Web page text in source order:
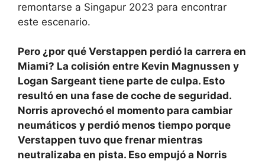
remontarse a Singapur 2023 para encontrar
este escenario.
Pero ¿por qué Verstappen perdió la carrera en
Miami? La colisión entre Kevin Magnussen y
Logan Sargeant tiene parte de culpa. Esto
resultó en una fase de coche de seguridad.
Norris aprovechó el momento para cambiar
neumáticos y perdió menos tiempo porque
Verstappen tuvo que frenar mientras
neutralizaba en pista. Eso empujó a Norris